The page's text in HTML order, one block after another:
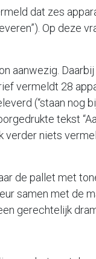
dat zes
Op deze
aanwezig.
vermeldt 28
(“staan nog
tekst
verder niets
de pallet met
samen met de
gerechtelijk